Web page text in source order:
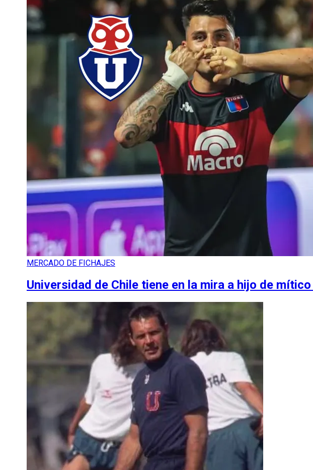
MERCADO DE FICHAJES
Universidad de Chile tiene en la mira a hijo de mítico